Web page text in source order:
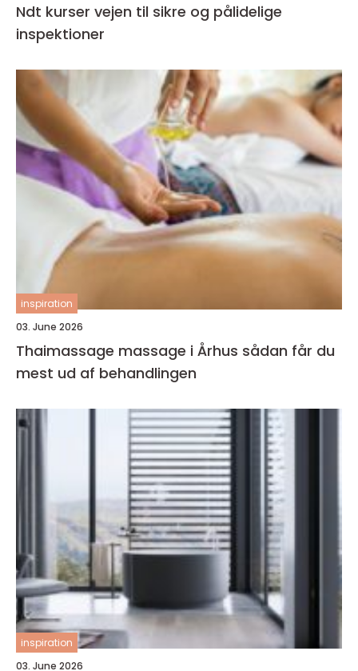
Ndt kurser vejen til sikre og pålidelige
inspektioner
inspiration
03. June 2026
Thaimassage massage i Århus sådan får du
mest ud af behandlingen
inspiration
03. June 2026